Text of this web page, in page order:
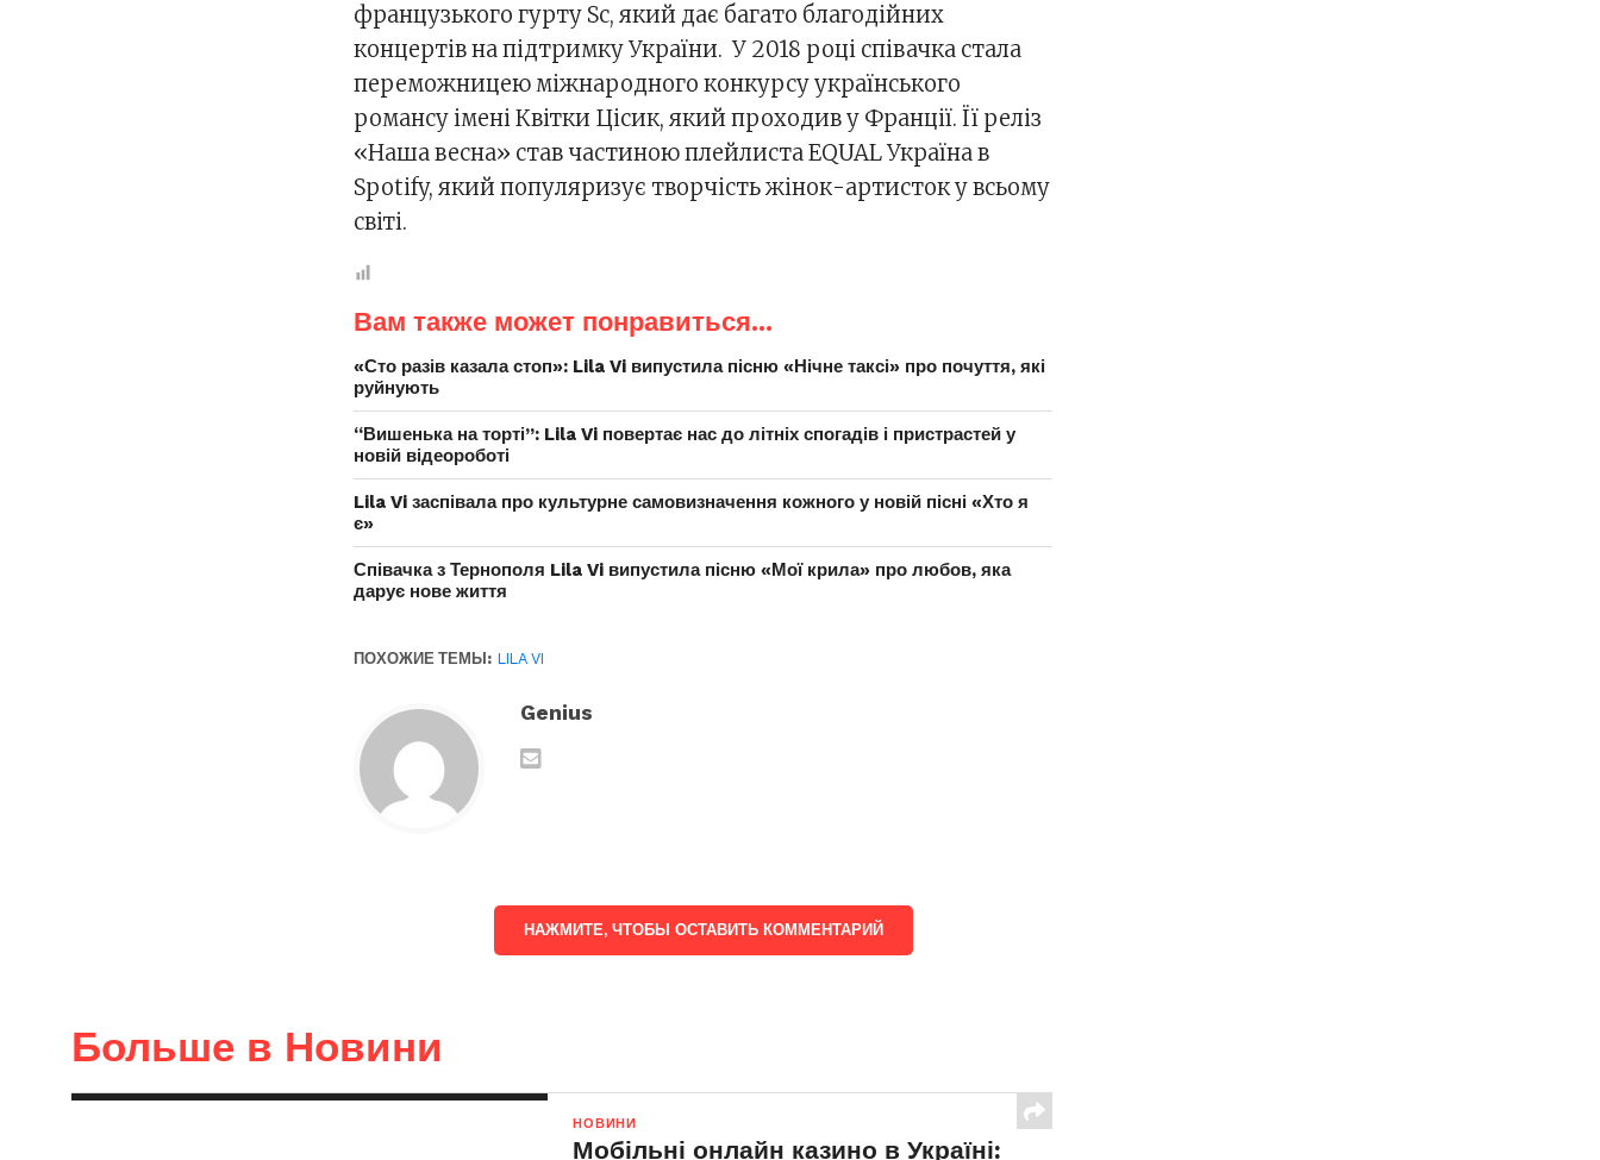
французького гурту Sc, який дає багато благодійних
концертів на підтримку України. У 2018 році співачка стала
переможницею міжнародного конкурсу українського
романсу імені Квітки Цісик, який проходив у Франції. Її реліз
«Наша весна» став частиною плейлиста EQUAL Україна в
Spotify, який популяризує творчість жінок-артисток у всьому
світі.
Вам также может понравиться...
«Сто разів казала стоп»: Lila Vi випустила пісню «Нічне таксі» про почуття, які
руйнують
“Вишенька на торті”: Lila Vi повертає нас до літніх спогадів і пристрастей у
новій відеороботі
Lila Vi заспівала про культурне самовизначення кожного у новій пісні «Хто я
є»
Співачка з Тернополя Lila Vi випустила пісню «Мої крила» про любов, яка
дарує нове життя
ПОХОЖИЕ ТЕМЫ: LILA VI
Genius
НАЖМИТЕ, ЧТОБЫ ОСТАВИТЬ КОММЕНТАРИЙ
Больше в Новини
НОВИНИ
Мобільні онлайн казино в Україні: